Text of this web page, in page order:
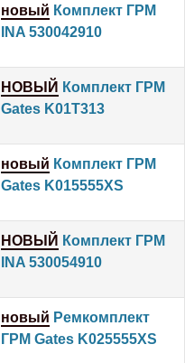
новый Комплект ГРМ
INA 530042910
НОВЫЙ Комплект ГРМ
Gates K01T313
новый Комплект ГРМ
Gates K015555XS
НОВЫЙ Комплект ГРМ
INA 530054910
новый Ремкомплект
ГРМ Gates K025555XS